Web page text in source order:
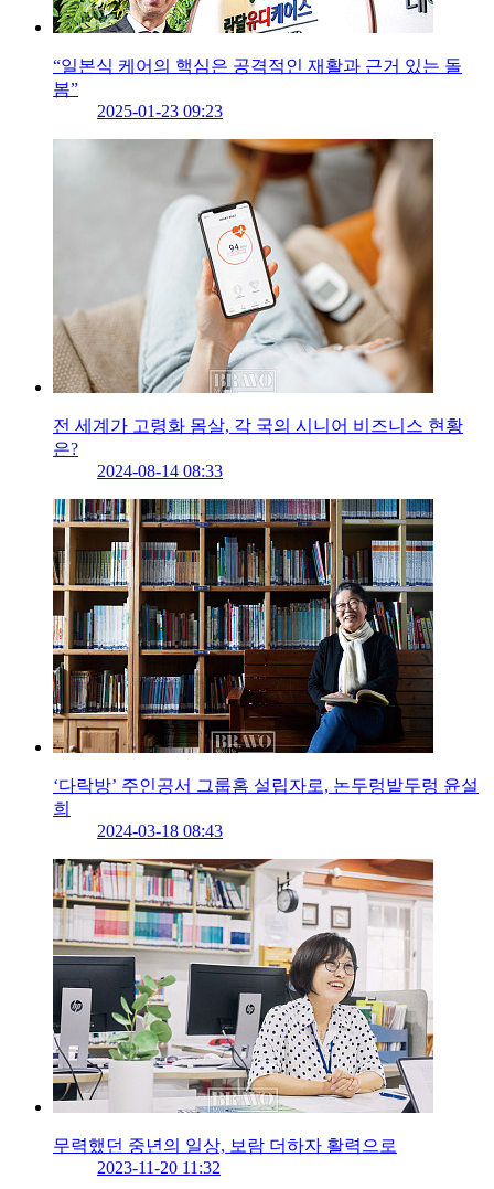
“일본식 케어의 핵심은 공격적인 재활과 근거 있는 돌
봄”
2025-01-23 09:23
전 세계가 고령화 몸살, 각 국의 시니어 비즈니스 현황
은?
2024-08-14 08:33
‘다락방’ 주인공서 그룹홈 설립자로, 논두렁밭두렁 윤설
희
2024-03-18 08:43
무력했던 중년의 일상, 보람 더하자 활력으로
2023-11-20 11:32